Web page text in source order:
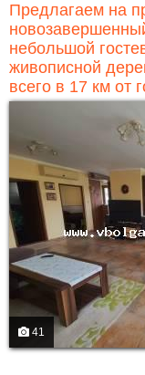
Предлагаем на
небольшой
живописной
всего в 17 км от
41